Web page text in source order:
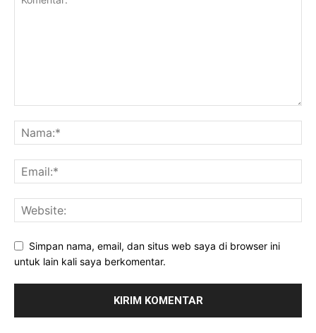
Simpan nama, email, dan situs web saya di browser ini
untuk lain kali saya berkomentar.